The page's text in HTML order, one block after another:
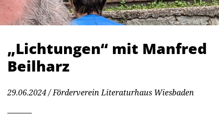
Stipendium
Verein
„Lichtungen“ mit Manfred
Beilharz
29.06.2024/ Förderverein Literaturhaus Wiesbaden